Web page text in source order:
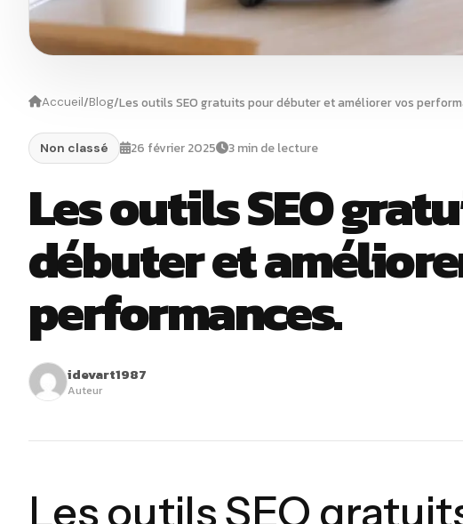
Accueil/Blog/Les outils SEO gratuits pour débuter et améliorer vos
Non classé 26 février 2025 3 min de lecture
Les outils SEO
débuter et
performances.
idevart1987
Auteur
Les outils SEO